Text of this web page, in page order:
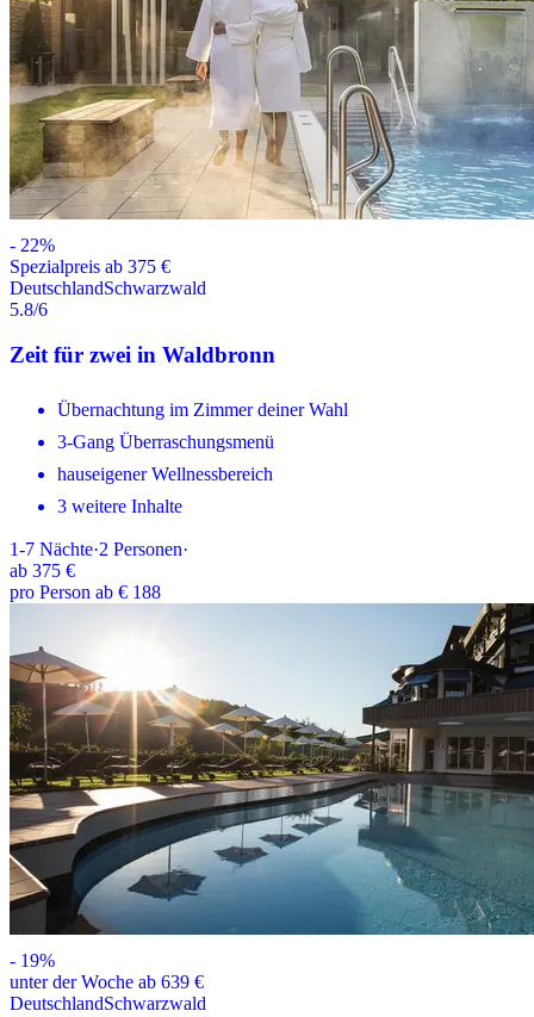
- 22%
Spezialpreis ab 375 €
DeutschlandSchwarzwald
5.8/6
Zeit für zwei in Waldbronn
Übernachtung im Zimmer deiner Wahl
3-Gang Überraschungsmenü
hauseigener Wellnessbereich
3 weitere Inhalte
1-7 Nächte·2 Personen·
ab 375 €
pro Person ab € 188
- 19%
unter der Woche ab 639 €
DeutschlandSchwarzwald